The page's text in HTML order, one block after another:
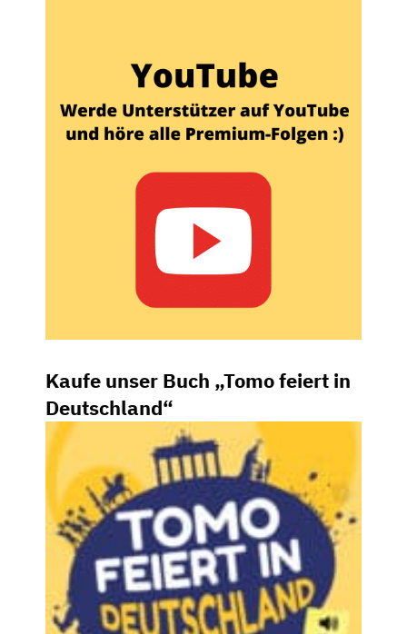
Kaufe unser Buch „Tomo feiert in
Deutschland“